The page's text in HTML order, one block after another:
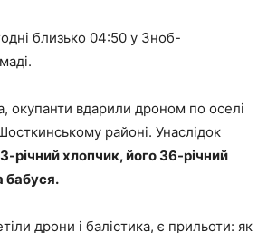
близько 04:50 у Зноб-
окупанти вдарили дроном по оселі
районі. Унаслідок
річний хлопчик, його 36-річний
бабуся.
дрони і балістика, є прильоти: як